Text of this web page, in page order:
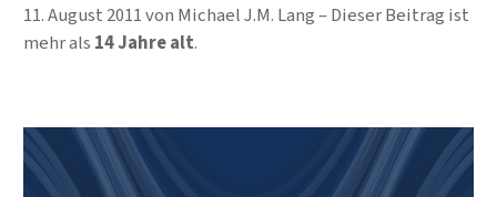
11. August 2011von Michael J.M. Lang
Dieser Beitrag ist
mehr als 14 Jahre alt.